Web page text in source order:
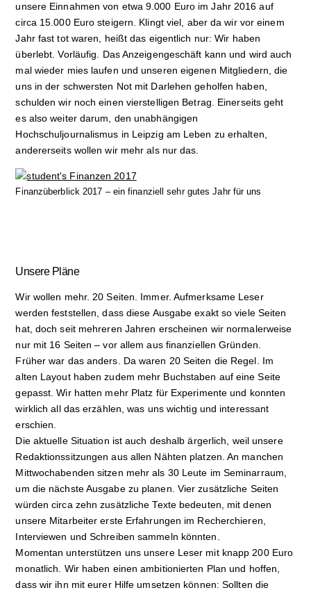
unsere Einnahmen von etwa 9.000 Euro im Jahr 2016 auf
circa 15.000 Euro steigern. Klingt viel, aber da wir vor einem
Jahr fast tot waren, heißt das eigentlich nur: Wir haben
überlebt. Vorläufig. Das Anzeigengeschäft kann und wird auch
mal wieder mies laufen und unseren eigenen Mitgliedern, die
uns in der schwersten Not mit Darlehen geholfen haben,
schulden wir noch einen vierstelligen Betrag. Einerseits geht
es also weiter darum, den unabhängigen
Hochschuljournalismus in Leipzig am Leben zu erhalten,
anderer­seits wollen wir mehr als nur das.
Finanzüberblick 2017 – ein finanziell sehr gutes Jahr für uns
Unsere Pläne
Wir wollen mehr. 20 Seiten. Immer. Aufmerksame Leser
werden feststellen, dass diese Ausgabe exakt so viele Seiten
hat, doch seit mehreren Jahren erscheinen wir normalerweise
nur mit 16 Seiten – vor allem aus finanziellen Gründen.
Früher war das anders. Da waren 20 Seiten die Regel. Im
alten Layout haben zudem mehr Buchstaben auf eine Seite
gepasst. Wir hatten mehr Platz für Experimente und konnten
wirklich all das erzählen, was uns wichtig und interessant
erschien.
Die aktuelle Situation ist auch deshalb ärgerlich, weil unsere
Redaktionssitzungen aus allen Nähten platzen. An manchen
Mittwochabenden sitzen mehr als 30 Leute im Seminarraum,
um die nächste Ausgabe zu planen. Vier zusätzliche Seiten
würden circa zehn zusätzliche Texte bedeuten, mit denen
unsere Mitarbeiter erste Erfahrungen im Recherchieren,
Interviewen und Schreiben sammeln könnten.
Momentan unterstützen uns unsere Leser mit knapp 200 Euro
monatlich. Wir haben einen ambitionierten Plan und hoffen,
dass wir ihn mit eurer Hilfe umsetzen können: Sollten die